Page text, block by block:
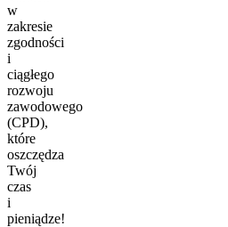
w
zakresie
zgodności
i
ciągłego
rozwoju
zawodowego
(CPD),
które
oszczędza
Twój
czas
i
pieniądze!